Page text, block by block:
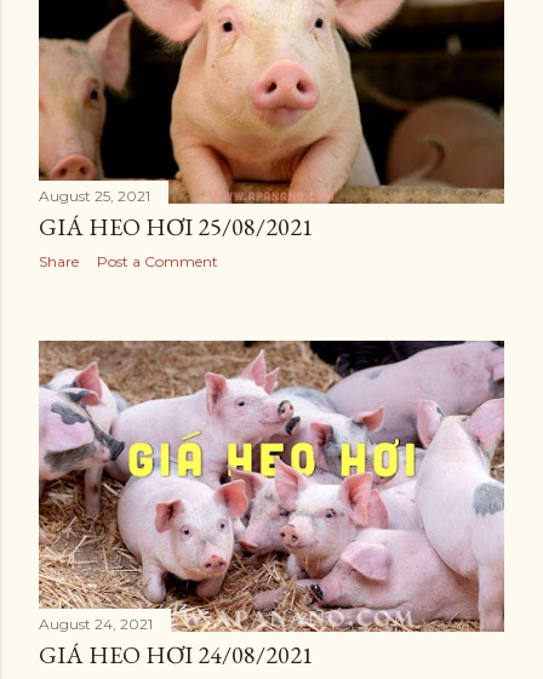
August 25, 2021
GIÁ HEO HƠI 25/08/2021
Share Post a Comment
August 24, 2021
GIÁ HEO HƠI 24/08/2021